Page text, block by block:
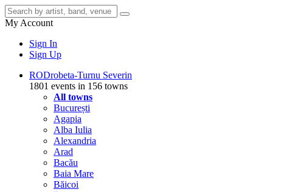
My Account
Sign In
Sign Up
RODrobeta-Turnu Severin
1801 events in 156 towns
All towns
București
Agapia
Alba Iulia
Alexandria
Arad
Bacău
Baia Mare
Băicoi